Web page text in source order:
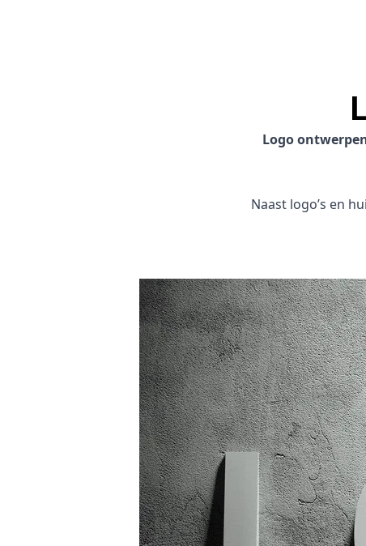
Logo
Naast logo’s en